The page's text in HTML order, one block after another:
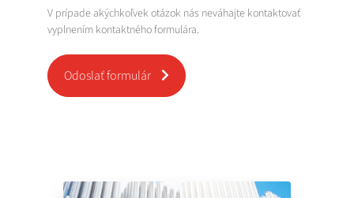
V prípade akýchkoľvek otázok nás neváhajte kontaktovať
vyplnením kontaktného formulára.
Odoslať formulár